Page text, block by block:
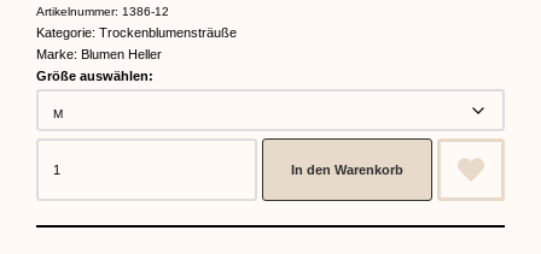
Artikelnummer: 1386-12
Kategorie: Trockenblumensträuße
Marke: Blumen Heller
Größe auswählen:
In den Warenkorb